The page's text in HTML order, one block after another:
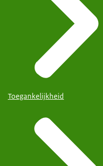
Toegankelijkheid